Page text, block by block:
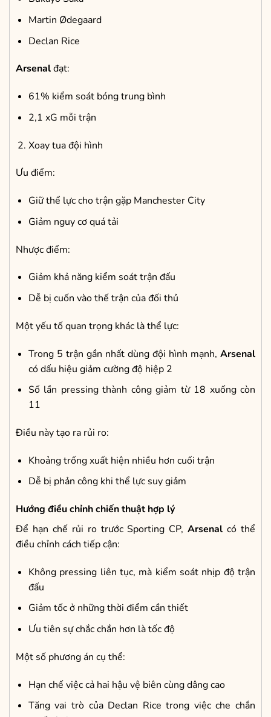
Martin Ødegaard
Declan Rice
Arsenalđạt:
61% kiểm soát bóng trung bình
2,1 xG mỗi trận
Xoay tua đội hình
Ưu điểm:
Giữ thể lực cho trận gặp Manchester City
Giảm nguy cơ quá tải
Nhược điểm:
Giảm khả năng kiểm soát trận đấu
Dễ bị cuốn vào thế trận của đối thủ
Một yếu tố quan trọng khác là thể lực:
Trong 5 trận gần nhất dùng đội hình mạnh, Arsenal
có dấu hiệu giảm cường độ hiệp 2
Số lần pressing thành công giảm từ 18 xuống còn
11
Điều này tạo ra rủi ro:
Khoảng trống xuất hiện nhiều hơn cuối trận
Dễ bị phản công khi thể lực suy giảm
Hướng điều chỉnh chiến thuật hợp lý
Để hạn chế rủi ro trước Sporting CP,Arsenal có thể
điều chỉnh cách tiếp cận:
Không pressing liên tục, mà kiểm soát nhịp độ trận
đấu
Giảm tốc ở những thời điểm cần thiết
Ưu tiên sự chắc chắn hơn là tốc độ
Một số phương án cụ thể:
Hạn chế việc cả hai hậu vệ biên cùng dâng cao
Tăng vai trò của Declan Rice trong việc che chắn